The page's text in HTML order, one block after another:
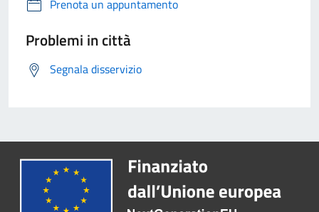
Prenota un appuntamento
Problemi in città
Segnala disservizio